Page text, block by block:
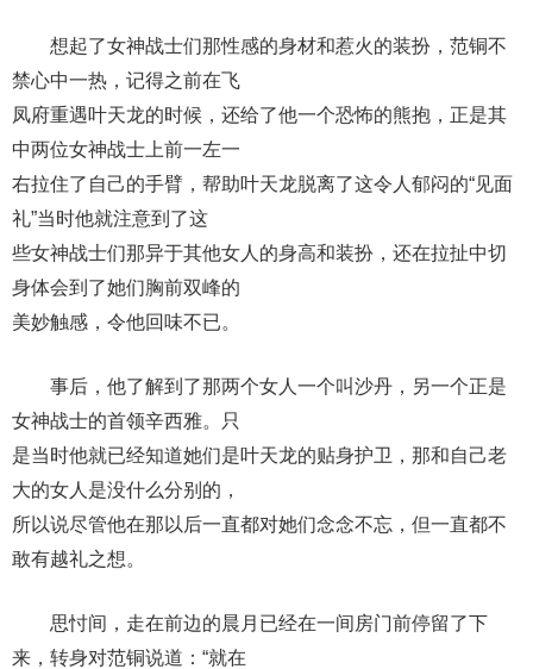
想起了女神战士们那性感的身材和惹火的装扮，范铜不
禁心中一热，记得之前在飞
凤府重遇叶天龙的时候，还给了他一个恐怖的熊抱，正是其
中两位女神战士上前一左一
右拉住了自己的手臂，帮助叶天龙脱离了这令人郁闷的“见面
礼”当时他就注意到了这
些女神战士们那异于其他女人的身高和装扮，还在拉扯中切
身体会到了她们胸前双峰的
美妙触感，令他回味不已。
事后，他了解到了那两个女人一个叫沙丹，另一个正是
女神战士的首领辛西雅。只
是当时他就已经知道她们是叶天龙的贴身护卫，那和自己老
大的女人是没什么分别的，
所以说尽管他在那以后一直都对她们念念不忘，但一直都不
敢有越礼之想。
思忖间，走在前边的晨月已经在一间房门前停留了下
来，转身对范铜说道：“就在